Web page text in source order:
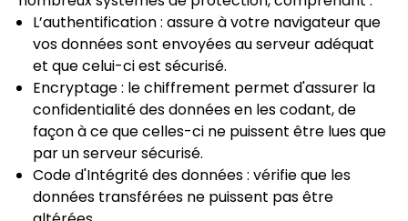
L’authentification : assure à votre navigateur que
vos données sont envoyées au serveur adéquat
et que celui-ci est sécurisé.
Encryptage : le chiffrement permet d'assurer la
confidentialité des données en les codant, de
façon à ce que celles-ci ne puissent être lues que
par un serveur sécurisé.
Code d'Intégrité des données : vérifie que les
données transférées ne puissent pas être